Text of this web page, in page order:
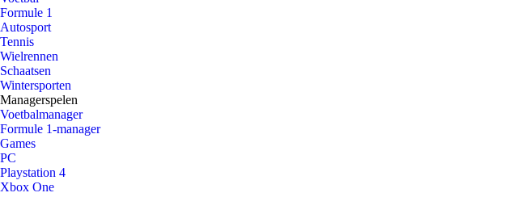
Formule 1
Autosport
Tennis
Wielrennen
Schaatsen
Wintersporten
Managerspelen
Voetbalmanager
Formule 1-manager
Games
PC
Playstation 4
Xbox One